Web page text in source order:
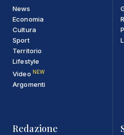
News
Economia
Cultura
Sport
Territorio
Lifestyle
Video NEW
Argomenti
Redazione